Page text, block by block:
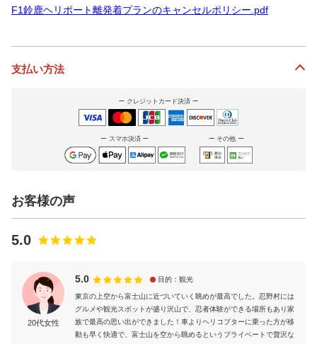
F1鈴鹿ヘリポート離発着プランのキャンセルポリシー.pdf
支払い方法
クレジットカード決済
スマホ決済 その他
お客様の声
5.0
20代女性
5.0 目的：観光
東京の上空から富士山に近づいていく眺めが最高でした。忍野村には
グルメや観光スポットが盛り沢山で、忍者体験ができる場所もあり家
族で最高の思い出ができました！車よりヘリコプターに乗った方が移
動も早く快適で、富士山を空から眺めるというプライベートで贅沢な